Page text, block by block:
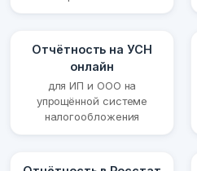
Отчётность на УСН
онлайн
для ИП и ООО на
упрощённой системе
налогообложения